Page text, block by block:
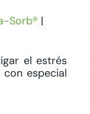
Sorb® |
el estrés
especial